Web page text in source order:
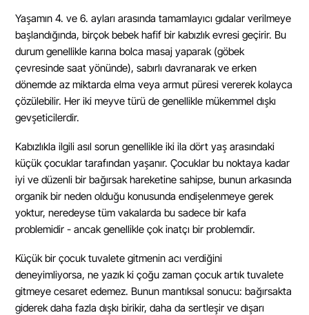
Yaşamın 4. ve 6. ayları arasında tamamlayıcı gıdalar verilmeye
başlandığında, birçok bebek hafif bir kabızlık evresi geçirir. Bu
durum genellikle karına bolca masaj yaparak (göbek
çevresinde saat yönünde), sabırlı davranarak ve erken
dönemde az miktarda elma veya armut püresi vererek kolayca
çözülebilir. Her iki meyve türü de genellikle mükemmel dışkı
gevşeticilerdir.
Kabızlıkla ilgili asıl sorun genellikle iki ila dört yaş arasındaki
küçük çocuklar tarafından yaşanır. Çocuklar bu noktaya kadar
iyi ve düzenli bir bağırsak hareketine sahipse, bunun arkasında
organik bir neden olduğu konusunda endişelenmeye gerek
yoktur, neredeyse tüm vakalarda bu sadece bir kafa
problemidir - ancak genellikle çok inatçı bir problemdir.
Küçük bir çocuk tuvalete gitmenin acı verdiğini
deneyimliyorsa, ne yazık ki çoğu zaman çocuk artık tuvalete
gitmeye cesaret edemez. Bunun mantıksal sonucu: bağırsakta
giderek daha fazla dışkı birikir, daha da sertleşir ve dışarı